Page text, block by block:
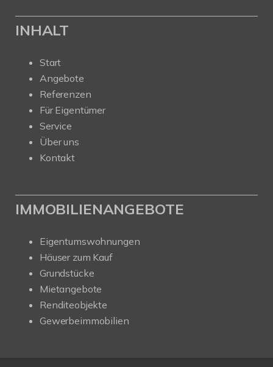
INHALT
Start
Angebote
Referenzen
Für Eigentümer
Service
Über uns
Kontakt
IMMOBILIENANGEBOTE
Eigentumswohnungen
Häuser zum Kauf
Grundstücke
Mietangebote
Renditeobjekte
Gewerbeimmobilien